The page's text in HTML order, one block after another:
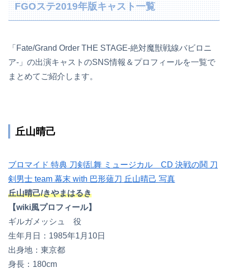
FGOステ2019年版キャスト一覧
「Fate/Grand Order THE STAGE-絶対魔獣戦線バビロニ
ア-」の出演キャストのSNS情報＆プロフィールを一覧で
まとめてご紹介します。
丘山晴己
ブロマイド 特典 刀剣乱舞 ミュージカル CD 決戦の鬨 刀
剣男士 team 幕末 with 巴形薙刀 丘山晴己 写真
丘山晴己/きやまはるき
【wiki風プロフィール】
ギルガメッシュ 役
生年月日：1985年1月10日
出身地：東京都
身長：180cm